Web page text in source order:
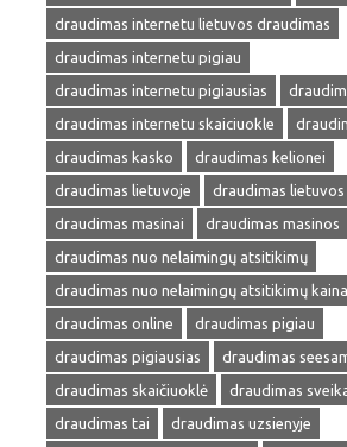
draudimas internetu lietuvos draudimas
draudimas internetu pigiau
draudimas internetu pigiausias
draudimas internetu skaiciuokle
draudimas kasko
draudimas kelionei
draudimas lietuvoje
draudimas lietuvos
draudimas masinai
draudimas masinos
draudimas nuo nelaimingų atsitikimų
draudimas nuo nelaimingų atsitikimų kaina
draudimas online
draudimas pigiau
draudimas pigiausias
draudimas
draudimas skaičiuoklė
draudimas
draudimas tai
draudimas uzsienyje